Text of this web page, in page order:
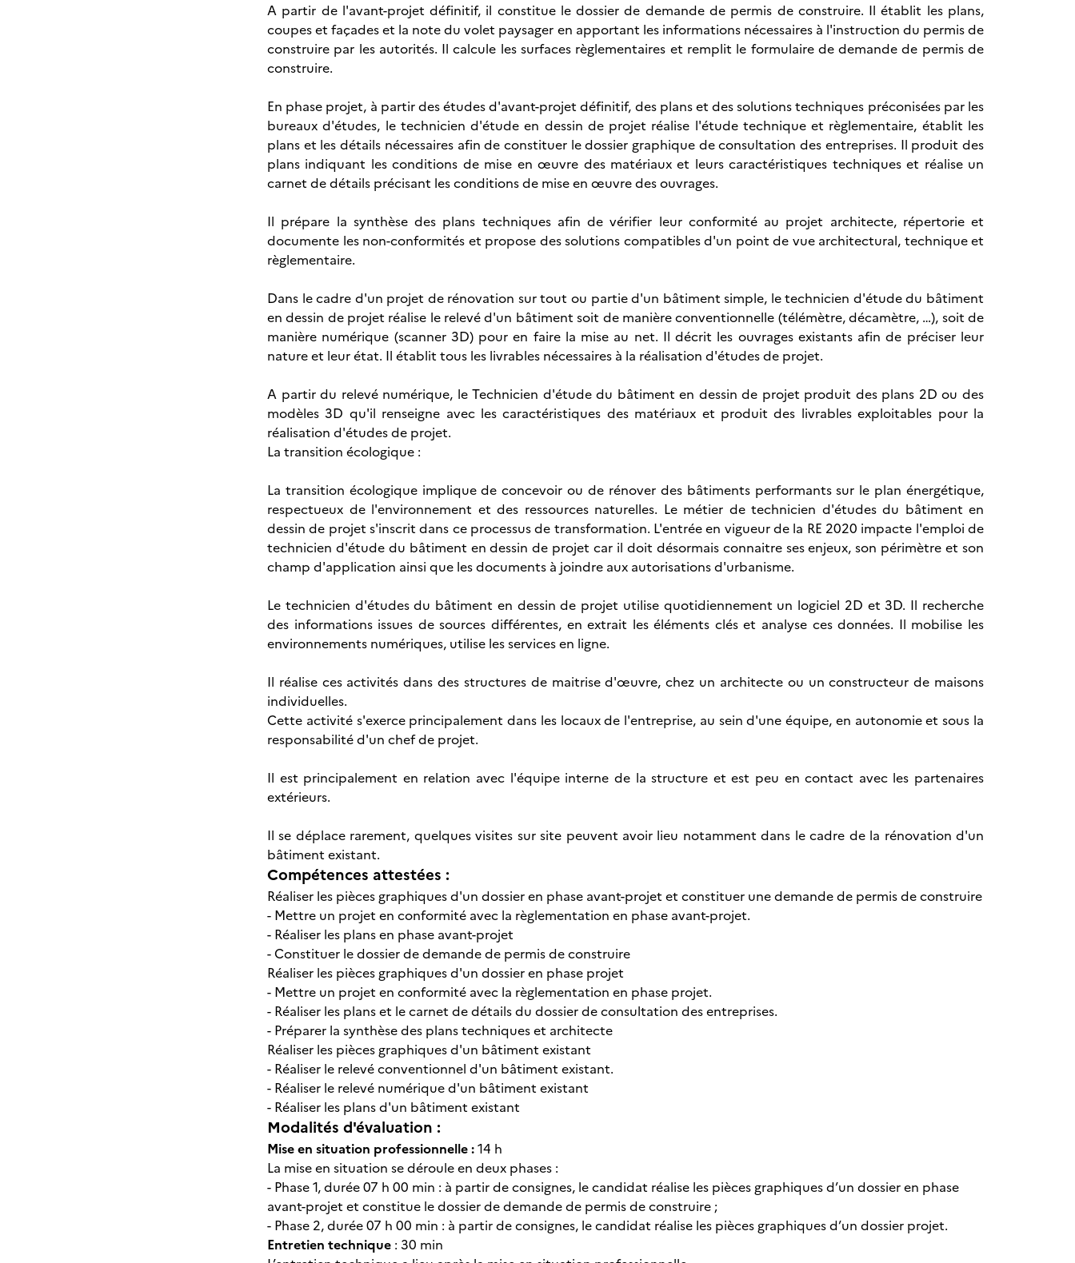
A partir de l'avant-projet définitif, il constitue le dossier de demande de permis de construire. Il établit les plans,
coupes et façades et la note du volet paysager en apportant les informations nécessaires à l'instruction du permis de
construire par les autorités. Il calcule les surfaces règlementaires et remplit le formulaire de demande de permis de
construire.
En phase projet, à partir des études d'avant-projet définitif, des plans et des solutions techniques préconisées par les
bureaux d'études, le technicien d'étude en dessin de projet réalise l'étude technique et règlementaire, établit les
plans et les détails nécessaires afin de constituer le dossier graphique de consultation des entreprises. Il produit des
plans indiquant les conditions de mise en œuvre des matériaux et leurs caractéristiques techniques et réalise un
carnet de détails précisant les conditions de mise en œuvre des ouvrages.
Il prépare la synthèse des plans techniques afin de vérifier leur conformité au projet architecte, répertorie et
documente les non-conformités et propose des solutions compatibles d'un point de vue architectural, technique et
règlementaire.
Dans le cadre d'un projet de rénovation sur tout ou partie d'un bâtiment simple, le technicien d'étude du bâtiment
en dessin de projet réalise le relevé d'un bâtiment soit de manière conventionnelle (télémètre, décamètre, …), soit de
manière numérique (scanner 3D) pour en faire la mise au net. Il décrit les ouvrages existants afin de préciser leur
nature et leur état. Il établit tous les livrables nécessaires à la réalisation d'études de projet.
A partir du relevé numérique, le Technicien d'étude du bâtiment en dessin de projet produit des plans 2D ou des
modèles 3D qu'il renseigne avec les caractéristiques des matériaux et produit des livrables exploitables pour la
réalisation d'études de projet.
La transition écologique :
La transition écologique implique de concevoir ou de rénover des bâtiments performants sur le plan énergétique,
respectueux de l'environnement et des ressources naturelles. Le métier de technicien d'études du bâtiment en
dessin de projet s'inscrit dans ce processus de transformation. L'entrée en vigueur de la RE 2020 impacte l'emploi de
technicien d'étude du bâtiment en dessin de projet car il doit désormais connaitre ses enjeux, son périmètre et son
champ d'application ainsi que les documents à joindre aux autorisations d'urbanisme.
Le technicien d'études du bâtiment en dessin de projet utilise quotidiennement un logiciel 2D et 3D. Il recherche
des informations issues de sources différentes, en extrait les éléments clés et analyse ces données. Il mobilise les
environnements numériques, utilise les services en ligne.
Il réalise ces activités dans des structures de maitrise d'œuvre, chez un architecte ou un constructeur de maisons
individuelles.
Cette activité s'exerce principalement dans les locaux de l'entreprise, au sein d'une équipe, en autonomie et sous la
responsabilité d'un chef de projet.
Il est principalement en relation avec l'équipe interne de la structure et est peu en contact avec les partenaires
extérieurs.
Il se déplace rarement, quelques visites sur site peuvent avoir lieu notamment dans le cadre de la rénovation d'un
bâtiment existant.
Compétences attestées :
Réaliser les pièces graphiques d'un dossier en phase avant-projet et constituer une demande de permis de construire
- Mettre un projet en conformité avec la règlementation en phase avant-projet.
- Réaliser les plans en phase avant-projet
- Constituer le dossier de demande de permis de construire
Réaliser les pièces graphiques d'un dossier en phase projet
- Mettre un projet en conformité avec la règlementation en phase projet.
- Réaliser les plans et le carnet de détails du dossier de consultation des entreprises.
- Préparer la synthèse des plans techniques et architecte
Réaliser les pièces graphiques d'un bâtiment existant
- Réaliser le relevé conventionnel d'un bâtiment existant.
- Réaliser le relevé numérique d'un bâtiment existant
- Réaliser les plans d'un bâtiment existant
Modalités d'évaluation :
Mise en situation professionnelle :14 h
La mise en situation se déroule en deux phases :
- Phase 1, durée 07 h 00 min : à partir de consignes, le candidat réalise les pièces graphiques d’un dossier en phase
avant-projet et constitue le dossier de demande de permis de construire ;
- Phase 2, durée 07 h 00 min : à partir de consignes, le candidat réalise les pièces graphiques d’un dossier projet.
Entretien technique : 30 min